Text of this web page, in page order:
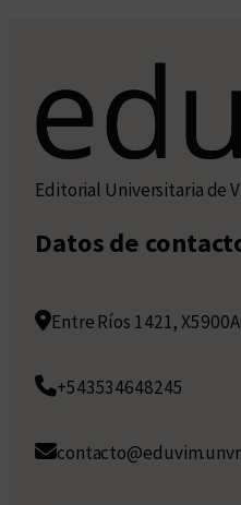
Editorial Universitaria de
Datos de
Entre Ríos 1421,
+543534648245